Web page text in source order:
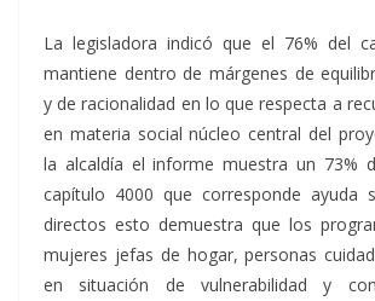
La legisladora indicó que el 76% del
mantiene dentro de márgenes de
y de racionalidad en lo que respecta a
en materia social núcleo central del
la alcaldía el informe muestra un 73%
capítulo 4000 que corresponde ayuda
directos esto demuestra que los
mujeres jefas de hogar, personas
en situación de vulnerabilidad y